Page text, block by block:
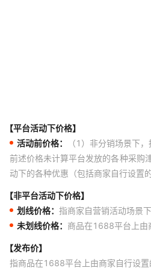
【平台活动下价格】
活动前价格：
（1）非分销场景下
前述价格未计算平台发放的各种采购
动下的各种优惠（包括商家自行设置
【非平台活动下价格】
划线价格： 指商家自营销活动场景
未划线价格： 商品在1688平台上由
【发布价】
指商品在1688平台上由商家自行设置